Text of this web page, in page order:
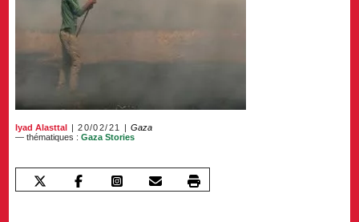
Iyad Alasttal 20/02/21
Gaza
— thématiques :Gaza Stories